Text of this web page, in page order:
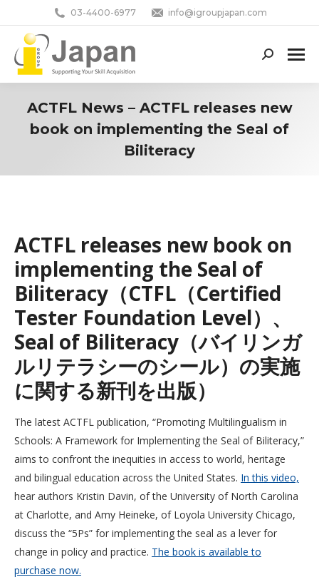
03-4400-6977 info@igroupjapan.com
Search:
ACTFL News – ACTFL releases new
book on implementing the Seal of
Biliteracy
ACTFL releases new book on
implementing the Seal of
Biliteracy（CTFL（Certified
Tester Foundation Level）、
Seal of Biliteracy（バイリンガ
ルリテラシーのシール）の実施
に関する新刊を出版）
The latest ACTFL publication, “Promoting Multilingualism in
Schools: A Framework for Implementing the Seal of Biliteracy,”
aims to confront the inequities in access to world, heritage
and bilingual education across the United States. In this video,
hear authors Kristin Davin, of the University of North Carolina
at Charlotte, and Amy Heineke, of Loyola University Chicago,
discuss the “5Ps” for implementing the seal as a lever for
change in policy and practice. The book is available to
purchase now.